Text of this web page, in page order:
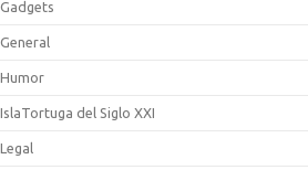
Gadgets
General
Humor
IslaTortuga del Siglo XXI
Legal